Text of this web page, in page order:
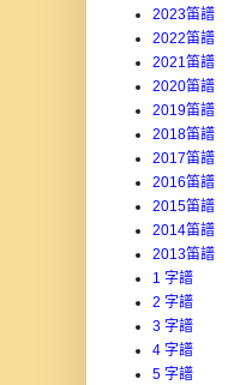
2023笛譜
2022笛譜
2021笛譜
2020笛譜
2019笛譜
2018笛譜
2017笛譜
2016笛譜
2015笛譜
2014笛譜
2013笛譜
1 字譜
2 字譜
3 字譜
4 字譜
5 字譜